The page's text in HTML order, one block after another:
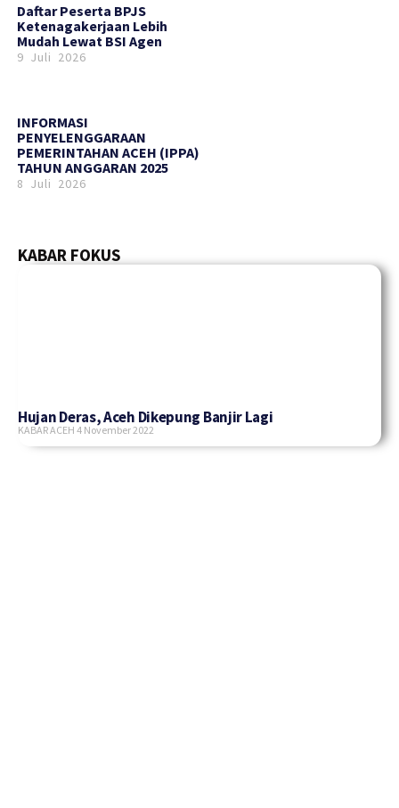
Daftar Peserta BPJS
Ketenagakerjaan Lebih
Mudah Lewat BSI Agen
9 Juli 2026
INFORMASI
PENYELENGGARAAN
PEMERINTAHAN ACEH (IPPA)
TAHUN ANGGARAN 2025
8 Juli 2026
KABAR FOKUS
Hujan Deras, Aceh Dikepung Banjir Lagi
KABAR ACEH 4 November 2022